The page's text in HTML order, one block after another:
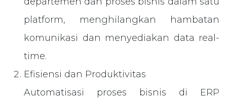
platform, menghilangkan hambatan
komunikasi dan menyediakan data real-
time.
Efisiensi dan Produktivitas
Automatisasi proses bisnis di ERP